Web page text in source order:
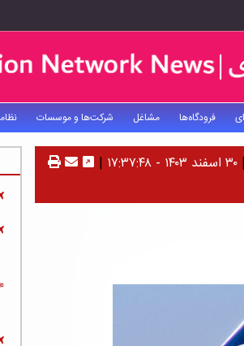
فرودگاه‌ها مشاغل شرکت‌ها و موسسات
| ۳۰ اسفند ۱۴۰۳ - ۱۷:۳۷:۴۸ |